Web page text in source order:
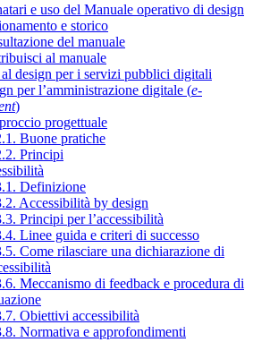
e uso del Manuale operativo di design
e storico
del manuale
al manuale
design per i servizi pubblici digitali
per l’amministrazione digitale (e-
)
progettuale
Buone pratiche
Principi
Definizione
Accessibilità by design
Principi per l’accessibilità
Linee guida e criteri di successo
Come rilasciare una dichiarazione di
Meccanismo di feedback e procedura di
Obiettivi accessibilità
Normativa e approfondimenti